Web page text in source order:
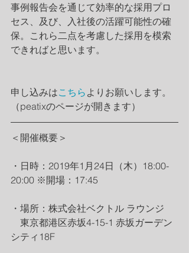
事例報告会を通じて効率的な採用プロ
セス、及び、入社後の活躍可能性の確
保。これら二点を考慮した採用を模索
できればと思います。
申し込みはこちら よりお願いします。
（peatixのページが開きます）
＜開催概要＞
・日時：2019年1月24日（木）18:00-
20:00 ※開場：17:45
・場所：株式会社ベクトル ラウンジ
東京都港区赤坂4-15-1 赤坂ガーデン
シティ18F